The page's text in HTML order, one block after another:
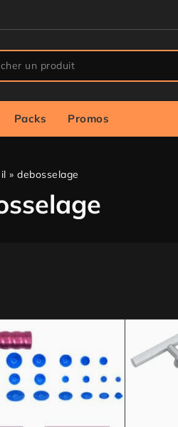
Packs Promos
»debosselage